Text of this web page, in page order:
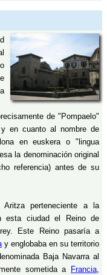
de "Pompaelo"
en cuanto al nombre de
en euskera o "lingua
la denominación original
referencia) antes de su
perteneciente a la
esta ciudad el Reino de
Este Reino pasaría a
y englobaba en su territorio
Baja Navarra al
sometida a Francia